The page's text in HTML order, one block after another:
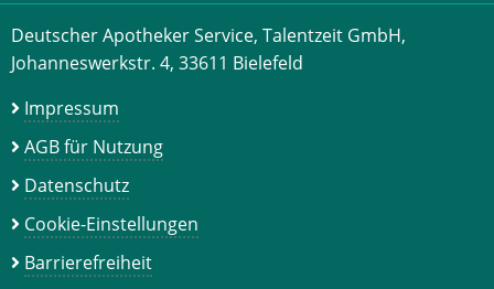
Deutscher Apotheker Service, Talentzeit GmbH,
Johanneswerkstr. 4, 33611 Bielefeld
Impressum
AGB für Nutzung
Datenschutz
Cookie-Einstellungen
Barrierefreiheit